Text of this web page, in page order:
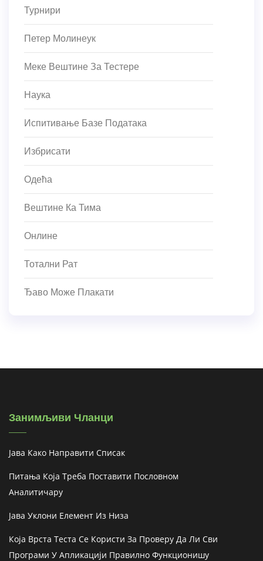
Турнири
Петер Молинеук
Меке Вештине За Тестере
Наука
Испитивање Базе Података
Избрисати
Одећа
Вештине Ка Тима
Онлине
Тотални Рат
Ђаво Може Плакати
Занимљиви Чланци
Јава Како Направити Списак
Питања Која Треба Поставити Пословном
Аналитичару
Јава Уклони Елемент Из Низа
Која Врста Теста Се Користи За Проверу Да Ли Сви
Програми У Апликацији Правилно Функционишу